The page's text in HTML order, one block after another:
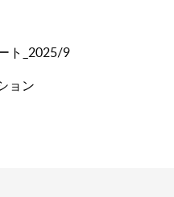
ト_2025/9
ョン